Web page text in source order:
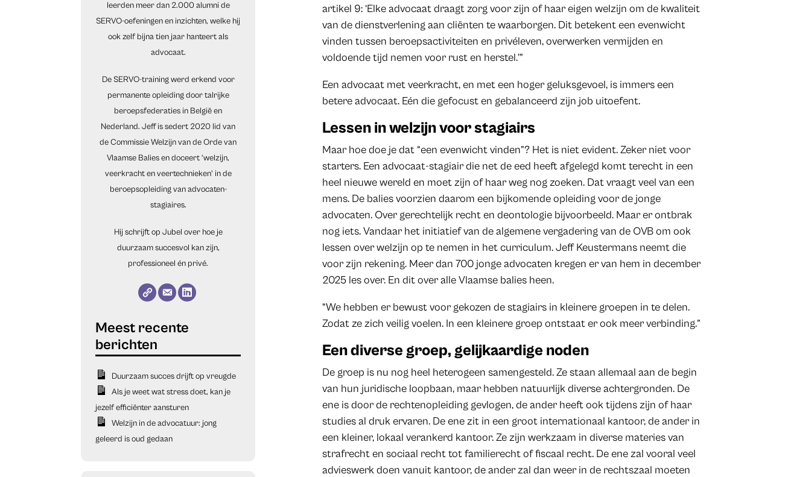
leerden meer dan 2.000 alumni de
SERVO-oefeningen en inzichten, welke hij
ook zelf bijna tien jaar hanteert als
advocaat.
De SERVO-training werd erkend voor
permanente opleiding door talrijke
beroepsfederaties in België en
Nederland. Jeff is sedert 2020 lid van
de Commissie Welzijn van de Orde van
Vlaamse Balies en doceert ‘welzijn,
veerkracht en veertechnieken’ in de
beroepsopleiding van advocaten-
stagiaires.
Hij schrijft op Jubel over hoe je
duurzaam succesvol kan zijn,
professioneel én privé.
Duurzaam succes drijft op vreugde
Als je weet wat stress doet, kan je
jezelf efficiënter aansturen
Welzijn in de advocatuur: jong
geleerd is oud gedaan
artikel 9: ‘Elke advocaat draagt zorg voor zijn of haar eigen welzijn om de kwaliteit
van de dienstverlening aan cliënten te waarborgen. Dit betekent een evenwicht
vinden tussen beroepsactiviteiten en privéleven, overwerken vermijden en
voldoende tijd nemen voor rust en herstel.’”
Een advocaat met veerkracht, en met een hoger geluksgevoel, is immers een
betere advocaat. Eén die gefocust en gebalanceerd zijn job uitoefent.
Lessen in welzijn voor stagiairs
Maar hoe doe je dat “een evenwicht vinden”? Het is niet evident. Zeker niet voor
starters. Een advocaat-stagiair die net de eed heeft afgelegd komt terecht in een
heel nieuwe wereld en moet zijn of haar weg nog zoeken. Dat vraagt veel van een
mens. De balies voorzien daarom een bijkomende opleiding voor de jonge
advocaten. Over gerechtelijk recht en deontologie bijvoorbeeld. Maar er ontbrak
nog iets. Vandaar het initiatief van de algemene vergadering van de OVB om ook
lessen over welzijn op te nemen in het curriculum. Jeff Keustermans neemt die
voor zijn rekening. Meer dan 700 jonge advocaten kregen er van hem in december
2025 les over. En dit over alle Vlaamse balies heen.
“We hebben er bewust voor gekozen de stagiairs in kleinere groepen in te delen.
Zodat ze zich veilig voelen. In een kleinere groep ontstaat er ook meer verbinding.”
Een diverse groep, gelijkaardige noden
De groep is nu nog heel heterogeen samengesteld. Ze staan allemaal aan de begin
van hun juridische loopbaan, maar hebben natuurlijk diverse achtergronden. De
ene is door de rechtenopleiding gevlogen, de ander heeft ook tijdens zijn of haar
studies al druk ervaren. De ene zit in een groot internationaal kantoor, de ander in
een kleiner, lokaal verankerd kantoor. Ze zijn werkzaam in diverse materies van
strafrecht en sociaal recht tot familierecht of fiscaal recht. De ene zal vooral veel
advieswerk doen vanuit kantoor, de ander zal dan weer in de rechtszaal moeten